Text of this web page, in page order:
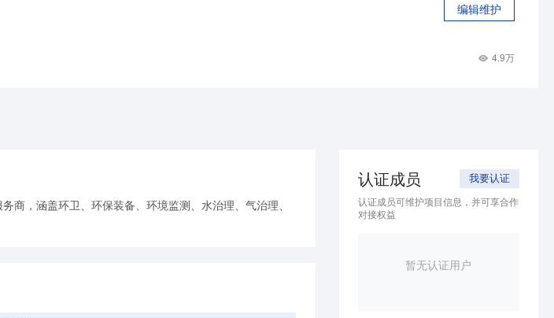
编辑维护
4.9万
商，涵盖环卫、环保装备、环境监测、水治理、气治理、
认证成员 我要认证
认证成员可维护项目信息，并可享合作
对接权益
暂无认证用户